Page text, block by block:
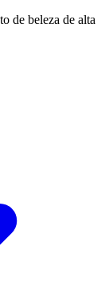
de beleza de alta